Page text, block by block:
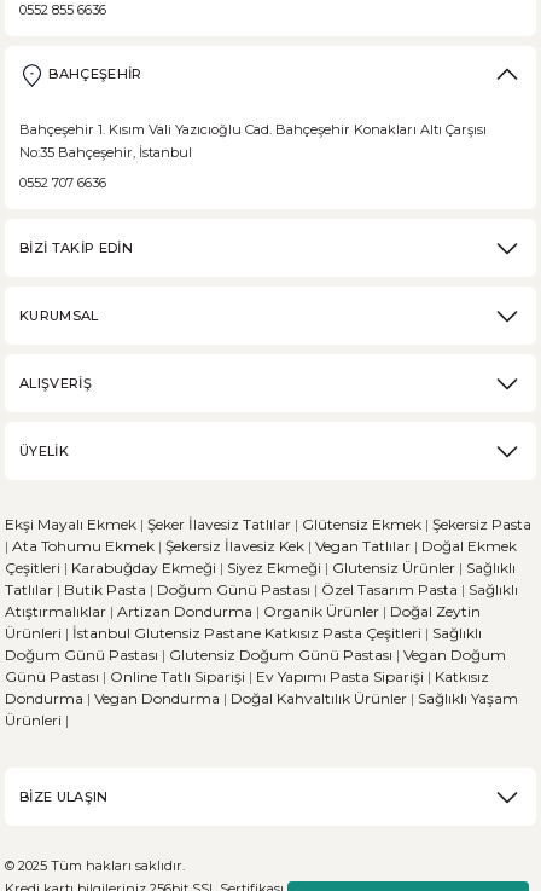
0552 855 6636
BAHÇEŞEHİR
Bahçeşehir 1. Kısım Vali Yazıcıoğlu Cad. Bahçeşehir Konakları Altı Çarşısı
No:35 Bahçeşehir, İstanbul
0552 707 6636
BİZİ TAKİP EDİN
KURUMSAL
ALIŞVERİŞ
ÜYELİK
Ekşi Mayalı Ekmek | Şeker İlavesiz Tatlılar | Glütensiz Ekmek | Şekersiz Pasta
| Ata Tohumu Ekmek | Şekersiz İlavesiz Kek | Vegan Tatlılar | Doğal Ekmek
Çeşitleri | Karabuğday Ekmeği | Siyez Ekmeği | Glutensiz Ürünler | Sağlıklı
Tatlılar | Butik Pasta | Doğum Günü Pastası | Özel Tasarım Pasta | Sağlıklı
Atıştırmalıklar | Artizan Dondurma | Organik Ürünler | Doğal Zeytin
Ürünleri | İstanbul Glutensiz Pastane Katkısız Pasta Çeşitleri | Sağlıklı
Doğum Günü Pastası | Glutensiz Doğum Günü Pastası | Vegan Doğum
Günü Pastası | Online Tatlı Siparişi | Ev Yapımı Pasta Siparişi | Katkısız
Dondurma | Vegan Dondurma | Doğal Kahvaltılık Ürünler | Sağlıklı Yaşam
Ürünleri |
BİZE ULAŞIN
© 2025 Tüm hakları saklıdır.